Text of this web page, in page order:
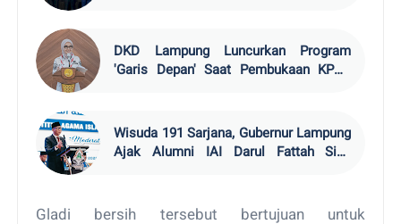
DKD Lampung Luncurkan Program
'Garis Depan' Saat Pembukaan KPDK
Wisuda 191 Sarjana, Gubernur Lampung
Ajak Alumni IAI Darul Fattah Siap
Gladi bersih tersebut bertujuan untuk